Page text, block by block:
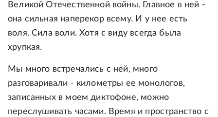
Великой Отечественной войны. Главное в ней -
она сильная наперекор всему. И у нее есть
воля. Сила воли. Хотя с виду всегда была
хрупкая.
Мы много встречались с ней, много
разговаривали - километры ее монологов,
записанных в моем диктофоне, можно
переслушивать часами. Время и пространство с